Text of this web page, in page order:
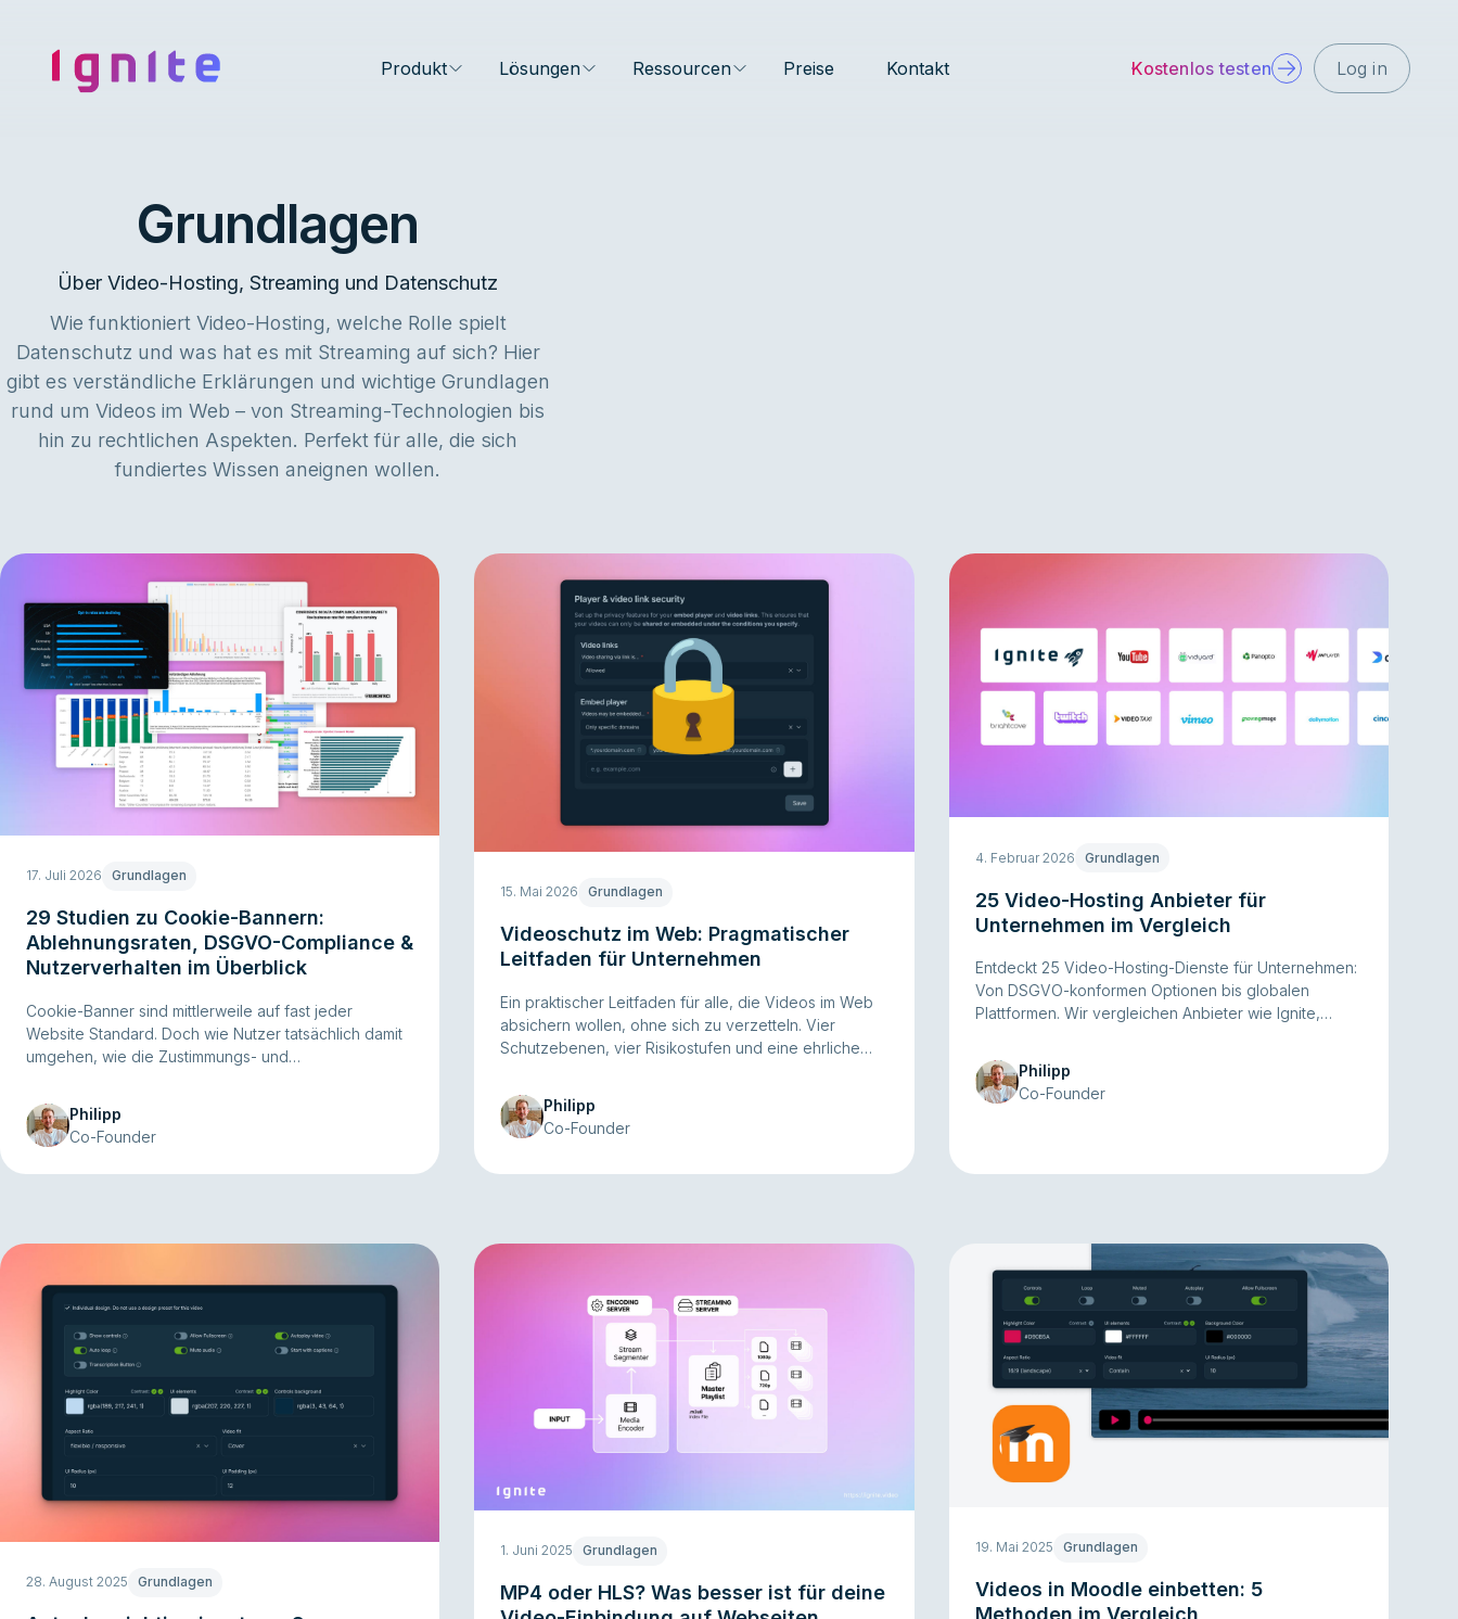
Ignite • Video Experience Cloud Produkt Lösungen Ressourcen Preise Kontakt Kostenlos testen Log in
Grundlagen
Über Video-Hosting, Streaming und Datenschutz
Wie funktioniert Video-Hosting, welche Rolle spielt
Datenschutz und was hat es mit Streaming auf sich? Hier
gibt es verständliche Erklärungen und wichtige Grundlagen
rund um Videos im Web – von Streaming-Technologien bis
hin zu rechtlichen Aspekten. Perfekt für alle, die sich
fundiertes Wissen aneignen wollen.
17. Juli 2026 Grundlagen
29 Studien zu Cookie-Bannern:
Ablehnungsraten, DSGVO-Compliance &
Nutzerverhalten im Überblick
Cookie-Banner sind mittlerweile auf fast jeder
Website Standard. Doch wie Nutzer tatsächlich damit
umgehen, wie die Zustimmungs- und
wirklich DSGVO-konform sind, bleibt oft unklar. Um
mehr Transparenz zu schaffen, haben wir die
wichtigsten Studien der letzten Jahre
zusammengetragen und ausgewertet. Insgesamt
Philipp
Co-Founder
15. Mai 2026 Grundlagen
Videoschutz im Web: Pragmatischer
Leitfaden für Unternehmen
Ein praktischer Leitfaden für alle, die Videos im Web
absichern wollen, ohne sich zu verzetteln. Vier
Schutzebenen, vier Risikostufen und eine ehrliche
wirklich?
Philipp
Co-Founder
4. Februar 2026 Grundlagen
25 Video-Hosting Anbieter für
Unternehmen im Vergleich
Entdeckt 25 Video-Hosting-Dienste für Unternehmen:
Von DSGVO-konformen Optionen bis globalen
Plattformen. Wir vergleichen Anbieter wie Ignite,
Unternehmensanforderung das passende Hosting.
Philipp
Co-Founder
28. August 2025 Grundlagen
1. Juni 2025 Grundlagen
MP4 oder HLS? Was besser ist für deine
19. Mai 2025 Grundlagen
Videos in Moodle einbetten: 5
Methoden im Vergleich